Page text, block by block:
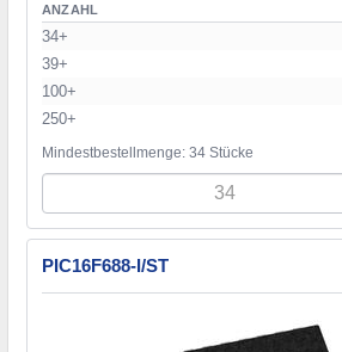
ANZAHL
34+
39+
100+
250+
Mindestbestellmenge: 34 Stücke
PIC16F688-I/ST